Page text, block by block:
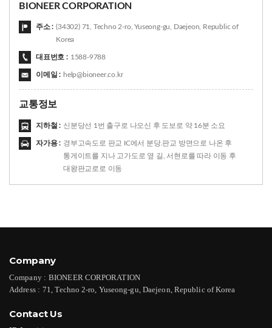
BIONEER CORPORATION
주소 : (34302) 71, Techno 2-ro, Yuseong-gu, Daejeon, Republic of
Korea
대표번호 : 1588-9788
이메일 : help@bioneer.co.kr
교통정보
지하철 : 신분당선 1번 출구로 나오신 후 도보로 약 16분 소요
자가용 : 경부고속도로 판교 IC에서 분당.판교 방면으로 나온 후
통게이트를 지나 고가도로 옆 길, 서현로를 따라 이동 후
대왕판교로로 이동
Company
Company : BIONEER CORPORATION
Address : 71, Techno 2-ro, Yuseong-gu, Daejeon, Republic of Korea
Contact Us